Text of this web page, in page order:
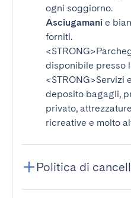
ogni soggiorno.
Asciugamani e
forniti.
disponibile presso
<STRONG>Servizi
deposito bagagli,
privato,
ricreative e molto
Politica di